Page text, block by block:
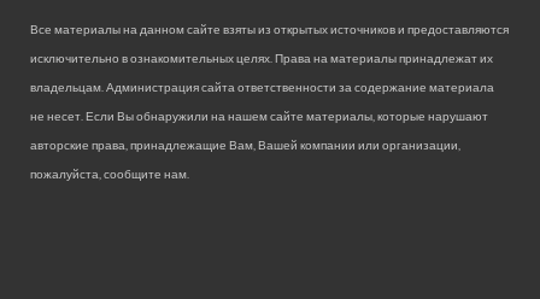
Все материалы на данном сайте взяты из открытых источников и предоставляются
исключительно в ознакомительных целях. Права на материалы принадлежат их
владельцам. Администрация сайта ответственности за содержание материала
не несет. Если Вы обнаружили на нашем сайте материалы, которые нарушают
авторские права, принадлежащие Вам, Вашей компании или организации,
пожалуйста, сообщите нам.